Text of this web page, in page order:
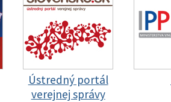
Ústredný portál
verejnej správy